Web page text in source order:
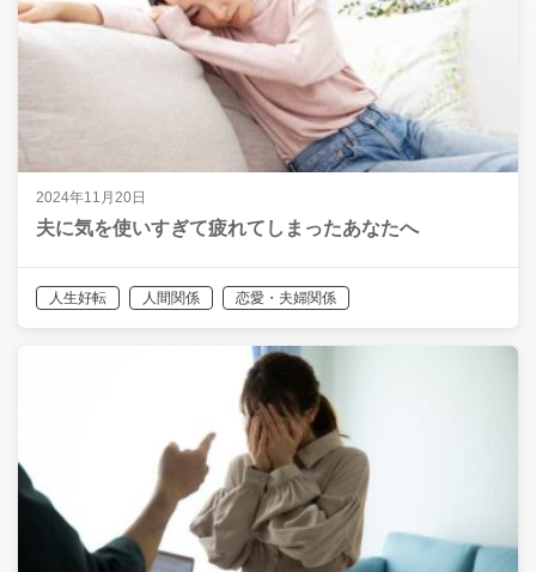
2024年11月20日
夫に気を使いすぎて疲れてしまったあなたへ
人生好転 人間関係 恋愛・夫婦関係